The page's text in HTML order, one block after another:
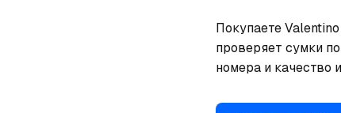
Покупаете
проверяет сумки
номера и качество